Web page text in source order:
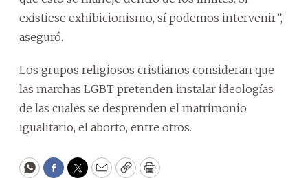
existiese exhibicionismo, sí podemos intervenir”,
aseguró.
Los grupos religiosos cristianos consideran que
las marchas LGBT pretenden instalar ideologías
de las cuales se desprenden el matrimonio
igualitario, el aborto, entre otros.
WhatsApp
Facebook
Twitter
EmailCopyPrint